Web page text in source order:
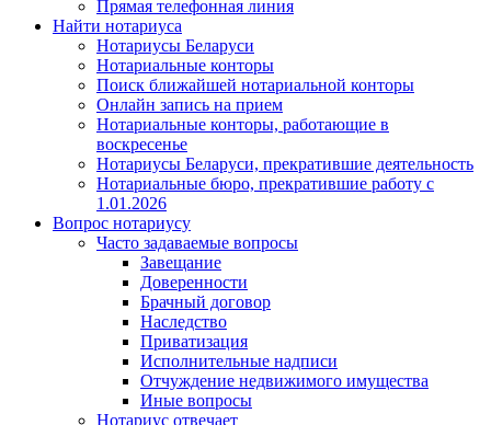
Прямая телефонная линия
Найти нотариуса
Нотариусы Беларуси
Нотариальные конторы
Поиск ближайшей нотариальной конторы
Онлайн запись на прием
Нотариальные конторы, работающие в
воскресенье
Нотариусы Беларуси, прекратившие деятельность
Нотариальные бюро, прекратившие работу с
1.01.2026
Вопрос нотариусу
Часто задаваемые вопросы
Завещание
Доверенности
Брачный договор
Наследство
Приватизация
Исполнительные надписи
Отчуждение недвижимого имущества
Иные вопросы
Нотариус отвечает